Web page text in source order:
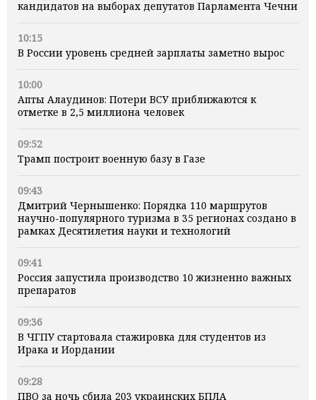
кандидатов на выборах депутатов Парламента Чечни
10:15
В России уровень средней зарплаты заметно вырос
10:00
Апты Алаудинов: Потери ВСУ приближаются к
отметке в 2,5 миллиона человек
09:52
Трамп построит военную базу в Газе
09:43
Дмитрий Чернышенко: Порядка 110 маршрутов
научно-популярного туризма в 35 регионах создано в
рамках Десятилетия науки и технологий
09:41
Россия запустила производство 10 жизненно важных
препаратов
09:36
В ЧГПУ стартовала стажировка для студентов из
Ирака и Иордании
09:28
ПВО за ночь сбила 203 украинских БПЛА